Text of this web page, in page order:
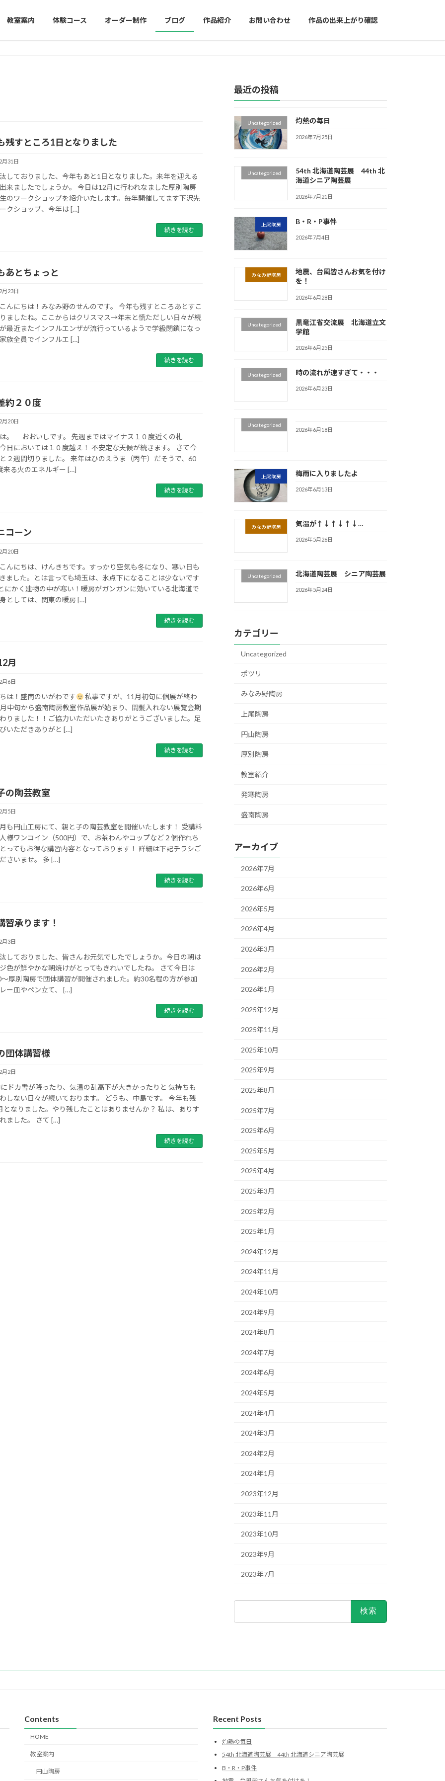
教室案内 体験コース オーダー制作 ブログ 作品紹介 お問い合わせ 作品の出来上がり確認
残すところ1日となりました
月31日
しておりました、今年もあと1日となりました。来年を迎える
来ましたでしょうか。 今日は12月に行われなました厚別陶房
のワークショップを紹介いたします。毎年開催してます下沢先
クショップ、今年は […]
続きを読む
あとちょっと
月23日
んにちは！みなみ野のせんのです。 今年も残すところあとすこ
ましたね。ここからはクリスマス→年末と慌ただしい日々が続
最近またインフルエンザが流行っているようで学級閉鎖になっ
族全員でインフルエ […]
続きを読む
約２０度
月20日
。 おおいしです。 先週まではマイナス１０度近くの札
においては１０度越え！ 不安定な天候が続きます。 さて今
２週間切りました。 来年はひのえうま（丙午）だそうで、60
来る火のエネルギー […]
続きを読む
コーン
月20日
んにちは、けんきちです。すっかり空気も冬になり、寒い日も
ました。とは言っても埼玉は、氷点下になることは少ないです
にかく建物の中が寒い！暖房がガンガンに効いている北海道で
としては、関東の暖房 […]
続きを読む
月
月6日
は！盛南のいがわです
私事ですが、11月初旬に個展が終わ
中旬から盛南陶房教室作品展が始まり、間髪入れない展覧会期
りました！！ご協力いただいたきありがとうございました。足
いただきありがと […]
続きを読む
の陶芸教室
月5日
も円山工房にて、親と子の陶芸教室を開催いたします！ 受講料
様ワンコイン（500円）で、お茶わんやコップなど２個作れち
ってもお得な講習内容となっております！ 詳細は下記チラシご
さいませ。 多 […]
続きを読む
習承ります！
月3日
しておりました、皆さんお元気でしたでしょうか。今日の朝は
色が鮮やかな朝焼けがとってもきれいでしたね。 さて今日は
厚別陶房で団体講習が開催されました。約30名程の方が参加
ー皿やペン立て、 […]
続きを読む
団体講習様
月2日
ドカ雪が降ったり、気温の乱高下が大きかったりと 気持ちも
しない日々が続いております。 どうも、中島です。 今年も残
となりました。やり残したことはありませんか？ 私は、ありす
ました。 さて […]
続きを読む
最近の投稿
Uncategorized 灼熱の毎日
2026年7月25日
Uncategorized
54th 北海道陶芸展 44th 北
海道シニア陶芸展
2026年7月21日
上尾陶房 B・R・P事件
2026年7月4日
みなみ野陶房
地震、台風皆さんお気を付け
を！
2026年6月28日
Uncategorized
黒竜江省交流展 北海道立文
学館
2026年6月25日
Uncategorized 時の流れが速すぎて・・・
2026年6月23日
Uncategorized
2026年6月18日
上尾陶房 梅雨に入りましたよ
2026年6月13日
みなみ野陶房 気温が↑↓↑↓↑↓…
2026年5月26日
Uncategorized 北海道陶芸展 シニア陶芸展
2026年5月24日
カテゴリー
Uncategorized
ポツリ
みなみ野陶房
上尾陶房
円山陶房
厚別陶房
教室紹介
発寒陶房
盛南陶房
アーカイブ
2026年7月
2026年6月
2026年5月
2026年4月
2026年3月
2026年2月
2026年1月
2025年12月
2025年11月
2025年10月
2025年9月
2025年8月
2025年7月
2025年6月
2025年5月
2025年4月
2025年3月
2025年2月
2025年1月
2024年12月
2024年11月
2024年10月
2024年9月
2024年8月
2024年7月
2024年6月
2024年5月
2024年4月
2024年3月
2024年2月
2024年1月
2023年12月
2023年11月
2023年10月
2023年9月
2023年7月
Contents
HOME
教室案内
円山陶房
Recent Posts
灼熱の毎日
54th 北海道陶芸展 44th 北海道シニア陶芸展
B・R・P事件